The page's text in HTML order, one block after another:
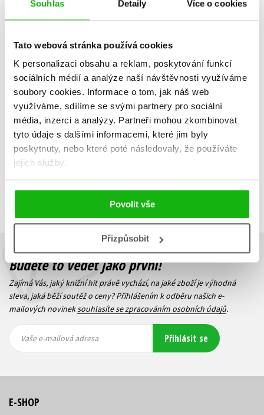
Souhlas Detaily Více o cookies
Tato webová stránka používá cookies
K personalizaci obsahu a reklam, poskytování funkcí
sociálních médií a analýze naší návštěvnosti využíváme
soubory cookies. Informace o tom, jak náš web
využíváme, sdílíme se svými partnery pro sociální
média, inzerci a analýzy. Partneři mohou zkombinovat
tyto údaje s dalšími informacemi, které jim byly
poskytnuty, nebo které poté následovaly, že používáte
jejich služby.
Povolit vše
Přizpůsobit
Vývoj aplikací pro iOS
Ľuboslav Lacko
472 Kč590 Kč
Do košíku
Mistrovství - Android
Ľuboslav Lacko
792 Kč990 Kč
Do košíku
Zobraz záznamů
Zobrazuji 1 až 2 z celkem 2 záznamů
Předchozí
Budete to vědět jako první!
Zajímá Vás, jaký knižní hit právě vychází, na jaké zboží je výhodná
sleva, jaká běží soutěž o ceny? Přihlášením k odběru našich e-
mailových novineksouhlasíte se zpracováním osobních údajů.
mailová
mailová
Vaše e-mailová adresa Přihlásit se
E-SHOP